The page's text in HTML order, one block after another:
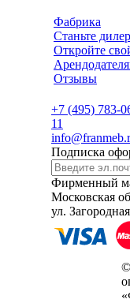
Фабрика
Станьте
Откройте
Отзывы
+7 (495) 783-
11
Подписка
Фирменный
Московская
ул.
©